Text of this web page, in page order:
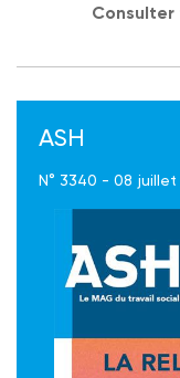
ASH
N° 3340 - 08 juillet